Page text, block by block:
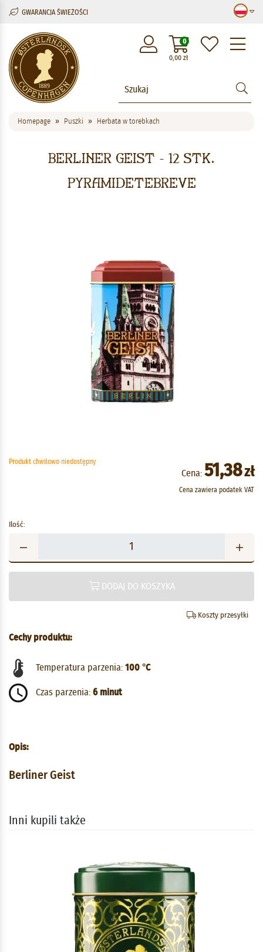
GWARANCJA ŚWIEŻOŚCI
0,00 zł
0
Homepage Puszki Herbata w torebkach
Berliner Geist - 12 stk.
pyramidetebreve
Produkt chwilowo niedostępny
Cena: 51,38zł
Cena zawiera podatek VAT
Ilość:
DODAJ DO KOSZYKA
Koszty przesyłki
Cechy produktu:
Temperatura parzenia: 100 °C
Czas parzenia: 6 minut
Opis:
Berliner Geist
Inni kupili także